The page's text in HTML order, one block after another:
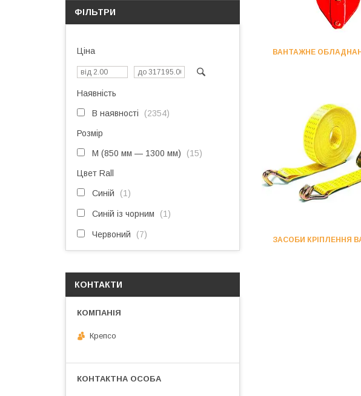
ВАНТАЖНЕ
ЗАСОБИ КРІПЛЕННЯ
ФІЛЬТРИ
Ціна
Наявність
В наявності 2354
Розмір
M (850 мм — 1300 мм) 15
Цвет Rall
Синій 1
Синій із чорним 1
Червоний 7
КОНТАКТИ
Крепсо